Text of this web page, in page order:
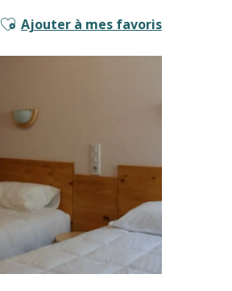
Ajouter aux favoris
Ajouter à mes favoris